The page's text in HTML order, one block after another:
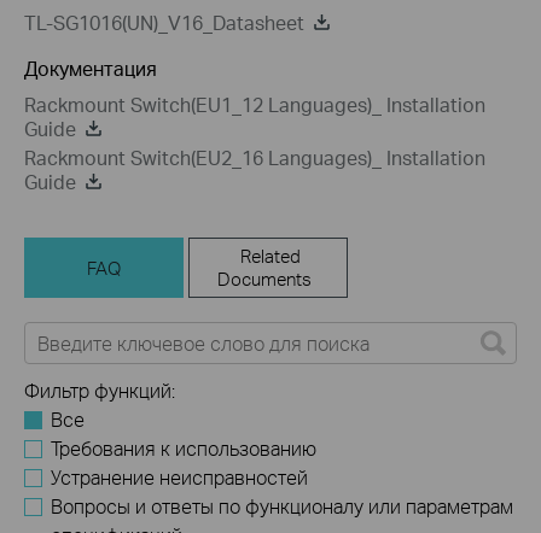
TL-SG1016(UN)_V16_Datasheet
Документация
Rackmount Switch(EU1_12 Languages)_ Installation
Guide
Rackmount Switch(EU2_16 Languages)_ Installation
Guide
FAQ
Related
Documents
Фильтр функций:
Все
Требования к использованию
Устранение неисправностей
Вопросы и ответы по функционалу или параметрам